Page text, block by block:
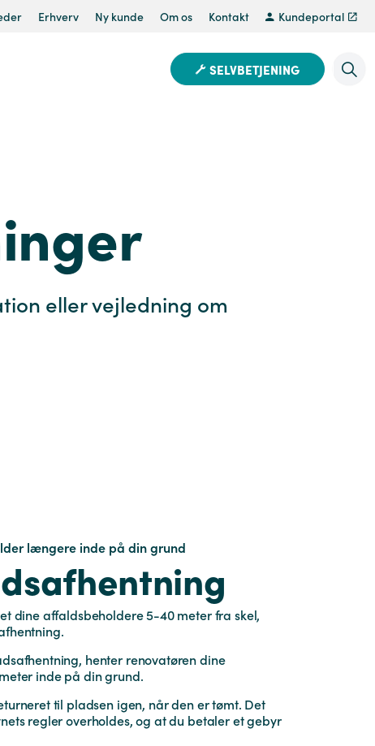
Erhverv Ny kunde Om os Kontakt Kundeportal
SELVBETJENING
eller vejledning om
længere inde på din grund
dine affaldsbeholdere 5-40‭ ‬meter fra skel‭,
henter renovatøren dine
inde på din grund.
til pladsen igen, når den er tømt. Det
regler overholdes, og at du betaler et gebyr